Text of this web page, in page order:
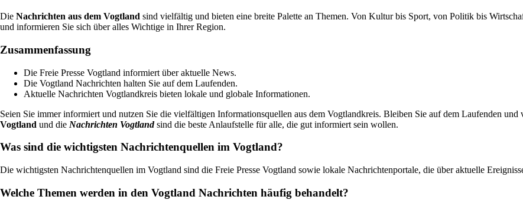
Die Nachrichten aus dem Vogtland sind vielfältig und bieten eine breite Palette an Themen. Von Kultur bis Sport, von Politik bis
und informieren Sie sich über alles Wichtige in Ihrer Region.
Zusammenfassung
Die Freie Presse Vogtland informiert über aktuelle News.
Die Vogtland Nachrichten halten Sie auf dem Laufenden.
Aktuelle Nachrichten Vogtlandkreis bieten lokale und globale Informationen.
Seien Sie immer informiert und nutzen Sie die vielfältigen Informationsquellen aus dem Vogtlandkreis. Bleiben Sie auf dem Laufenden
Vogtland und die Nachrichten Vogtland sind die beste Anlaufstelle für alle, die gut informiert sein wollen.
Was sind die wichtigsten Nachrichtenquellen im Vogtland?
Die wichtigsten Nachrichtenquellen im Vogtland sind die Freie Presse Vogtland sowie lokale Nachrichtenportale, die über aktuelle
Welche Themen werden in den Vogtland Nachrichten häufig behandelt?